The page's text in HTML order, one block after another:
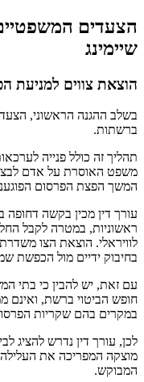
הצעדים
שיימינג
הוצאת צווים למניעת
בשלב ההגנה הראשוני,
ברשתות.
תהליך זה כולל פנייה
משפט האוסרת על אדם
המשך הפצת הפרסום
עורך דין מכין בקשה
ראשוניות, במטרה לקבל
לוויראלי. הוצאת הצו
בחיבוק ידיים מול הכפשת
עם זאת, יש להבין כי בתי
חופש הביטוי ברשת, ואינם
במקרים בהם שקריות
לכן, עורך דין נדרש להציג
מוצקה המפריכה את
המבוקש.